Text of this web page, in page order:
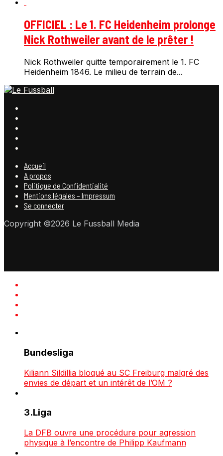
OFFICIEL : Le 1. FC Heidenheim prolonge
Nick Rothweiler avant de le prêter !
Nick Rothweiler quitte temporairement le 1. FC
Heidenheim 1846. Le milieu de terrain de...
Accueil
A propos
Politique de Confidentialité
Mentions légales – Impressum
Se connecter
Copyright ©2026 Le Fussball Media
Bundesliga
Kiliann Sildillia bloqué au SC Freiburg malgré des
envies de départ et un intérêt de l’OM ?
3.Liga
La DFB ouvre une procédure pour agression
physique à l’encontre de Philipp Kaufmann